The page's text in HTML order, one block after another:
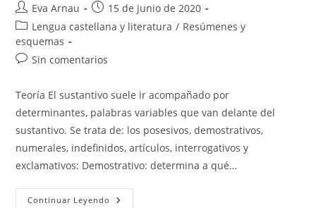
Autor
de
la
entrada:
Eva Arnau
Publicación
de
15 de junio de 2020
Categoría
de
la
Lengua castellana y literatura / Resúmenes y
esquemas
Comentarios
la
entrada:
Sin comentarios
Teoría El sustantivo suele ir acompañado por
determinantes, palabras variables que van delante del
sustantivo. Se trata de: los posesivos, demostrativos,
numerales, indefinidos, artículos, interrogativos y
exclamativos: Demostrativo: determina a qué…
Continuar Leyendo Determinantes